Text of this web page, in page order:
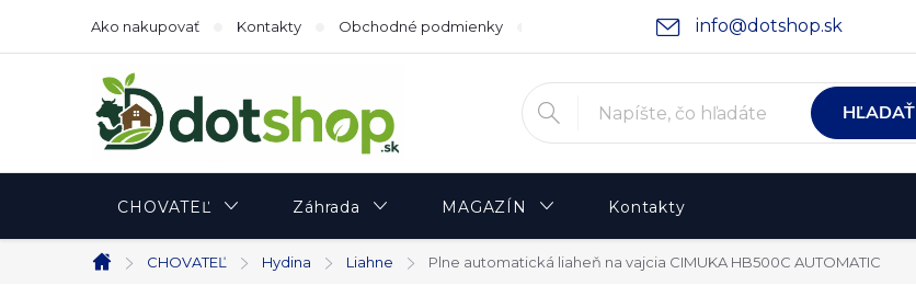
info@dotshop.sk
Ako nakupovať Kontakty Obchodné podmienky Podmienky ochrany osobných údajov
HĽADAŤ
CHOVATEĽ Záhrada MAGAZÍN Kontakty
Domov
CHOVATEĽ Hydina Liahne Plne automatická liaheň na vajcia CIMUKA HB500C AUTOMATIC